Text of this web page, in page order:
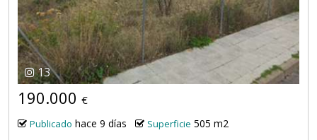
13
190.000 €
Publicado hace 9 días Superficie 505 m2